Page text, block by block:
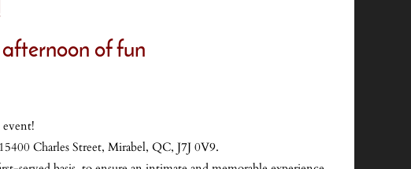
of fun
event!
Charles Street, Mirabel, QC, J7J 0V9.